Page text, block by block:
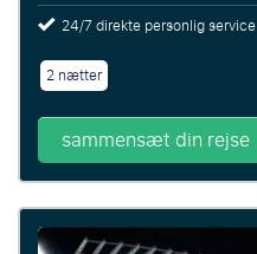
24/7 direkte personlig service
2 nætter
sammensæt din rejse